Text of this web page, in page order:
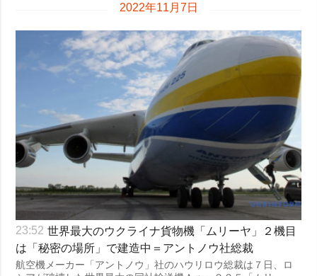
2022年11月7日
23:52 世界最大のウクライナ貨物機「ムリーヤ」２機目
は「秘密の場所」で建造中＝アントノウ社総裁
航空機メーカー「アントノウ」社のハウリロウ総裁は７日、ロ